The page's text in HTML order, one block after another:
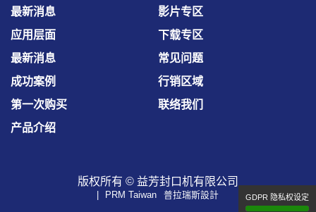
产品介绍
最新消息
影片专区
应用层面
下载专区
最新消息
常见问题
成功案例
行销区域
第一次购买
联络我们
版权所有 © 益芳封口机有限公司
PRM Taiwan 普拉瑞斯設計 GDPR 隐私权设定